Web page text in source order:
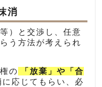
消
）と交渉し、任意
う方法が考えられ
の
「放棄」や「合
応じてもらい、必